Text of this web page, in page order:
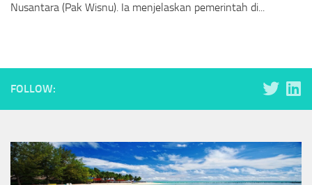
Nusantara (Pak Wisnu). Ia menjelaskan pemerintah di...
FOLLOW: